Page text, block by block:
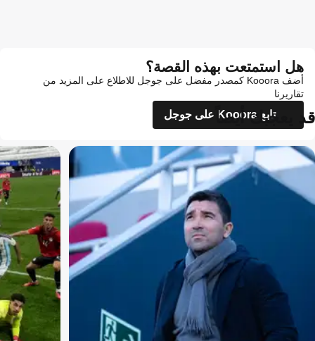
هل استمتعت بهذه القصة؟
أضف Kooora كمصدر مفضل على جوجل للاطلاع على المزيد من
تقاريرنا
تابع Kooora على جوجل
قد يعجبك أيضاً